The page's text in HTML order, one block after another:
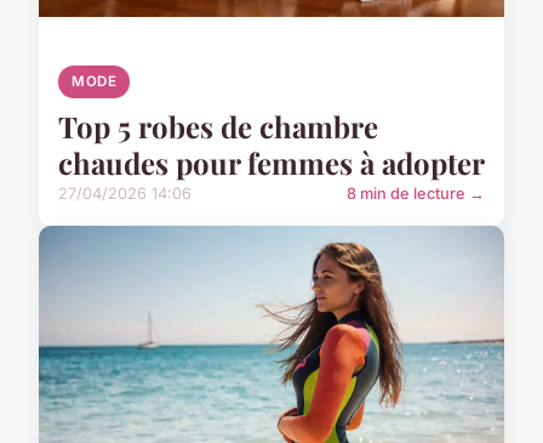
MODE
Top 5 robes de chambre
chaudes pour femmes à adopter
27/04/2026 14:06 8 min de lecture →